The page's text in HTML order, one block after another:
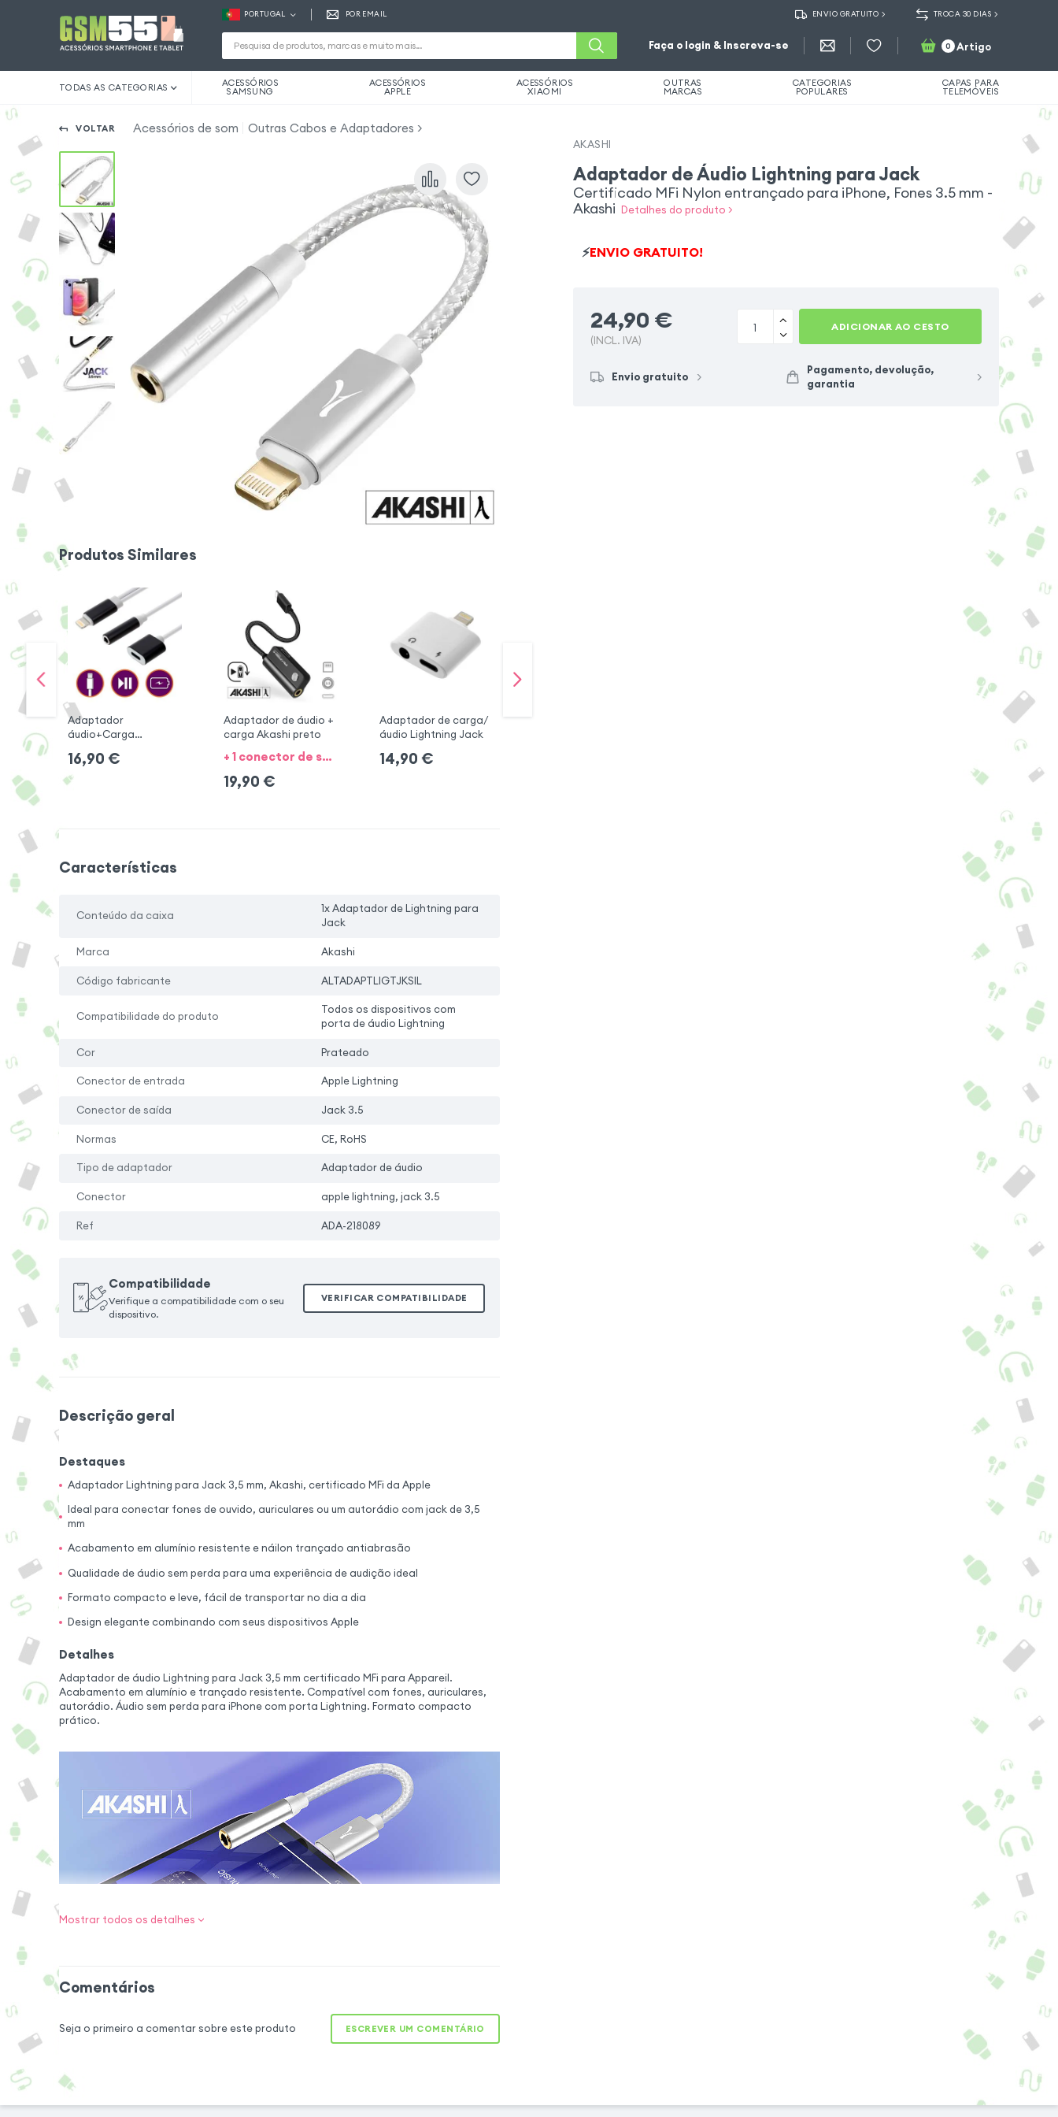
PORTUGAL POR EMAIL ENVIO GRATUITO TROCA 30 DIAS
Faça o login & Inscreva-se 0 Artigo
TODAS AS CATEGORIAS ACESSÓRIOS
SAMSUNG
ACESSÓRIOS
APPLE
ACESSÓRIOS
XIAOMI
OUTRAS
MARCAS
CATEGORIAS
POPULARES
CAPAS PARA
TELEMÓVEIS
VOLTAR Acessórios de som Outras Cabos e Adaptadores
Produtos Similares
Adaptador
áudio+Carga
16,90 €
Adaptador de áudio +
carga Akashi preto
+ 1 conector de saída
19,90 €
Adaptador de carga/
áudio Lightning Jack
14,90 €
Características
Conteúdo da caixa
1x Adaptador de Lightning para
Jack
Marca Akashi
Código fabricante ALTADAPTLIGTJKSIL
Compatibilidade do produto
Todos os dispositivos com
porta de áudio Lightning
Cor Prateado
Conector de entrada Apple Lightning
Conector de saída Jack 3.5
Normas CE, RoHS
Tipo de adaptador Adaptador de áudio
Conector apple lightning, jack 3.5
Ref ADA-218089
Compatibilidade
Verifique a compatibilidade com o seu
dispositivo.
VERIFICAR COMPATIBILIDADE
Descrição geral
Destaques
Adaptador Lightning para Jack 3,5 mm, Akashi, certificado MFi da Apple
Ideal para conectar fones de ouvido, auriculares ou um autorádio com jack de 3,5
mm
Acabamento em alumínio resistente e náilon trançado antiabrasão
Qualidade de áudio sem perda para uma experiência de audição ideal
Formato compacto e leve, fácil de transportar no dia a dia
Design elegante combinando com seus dispositivos Apple
Detalhes
Adaptador de áudio Lightning para Jack 3,5 mm certificado MFi para Appareil.
Acabamento em alumínio e trançado resistente. Compatível com fones, auriculares,
autorádio. Áudio sem perda para iPhone com porta Lightning. Formato compacto
prático.
mm. Compatível com Appareil, permite
conectar dispositivos de áudio com
Mostrar todos os detalhes
Comentários
Seja o primeiro a comentar sobre este produto ESCREVER UM COMENTÁRIO
AKASHI
Adaptador de Áudio Lightning para Jack
Certificado MFi Nylon entrançado para iPhone, Fones 3.5 mm -
Akashi Detalhes do produto >
⚡ENVIO GRATUITO!
24,90 €
(INCL. IVA)
ADICIONAR AO CESTO
Envio gratuito
Pagamento, devolução,
garantia